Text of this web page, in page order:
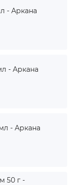
- Аркана
- Аркана
- Аркана
50 г -